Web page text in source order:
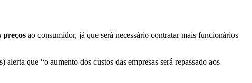
preços ao consumidor, já que será necessário contratar mais funcionários
que “o aumento dos custos das empresas será repassado aos